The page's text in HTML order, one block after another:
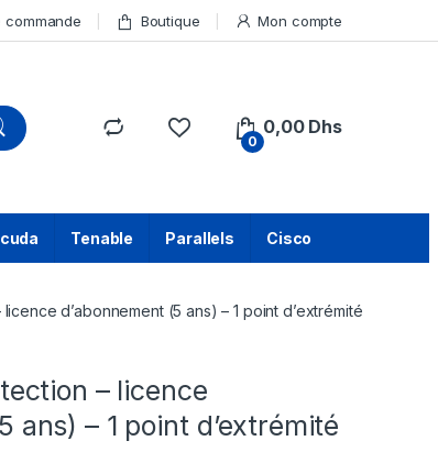
commande Boutique Mon compte
0
0,00 Dhs
Tenable Parallels Cisco
d’abonnement (5 ans) – 1 point d’extrémité
– licence
ans) – 1 point d’extrémité